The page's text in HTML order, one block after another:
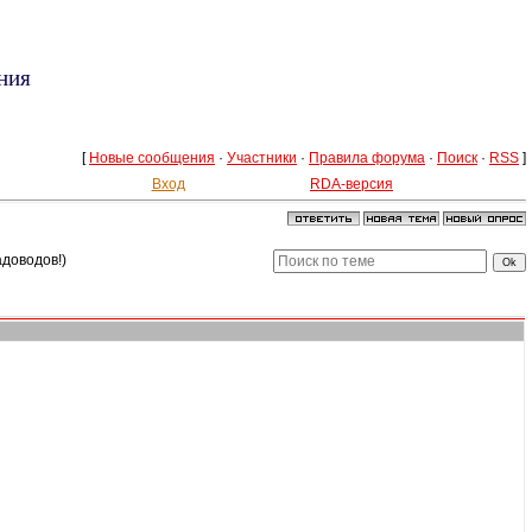
[ Новые сообщения · Участники · Правила форума · Поиск · RSS ]
Вход
RDA-версия